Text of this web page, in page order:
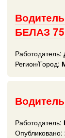
БЕЛАЗ
Работодатель:
Регион/Город:
Работодатель:
Опубликовано: